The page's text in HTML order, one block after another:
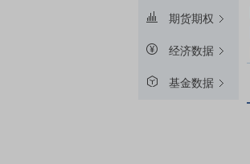
期货期权
经济数据
基金数据